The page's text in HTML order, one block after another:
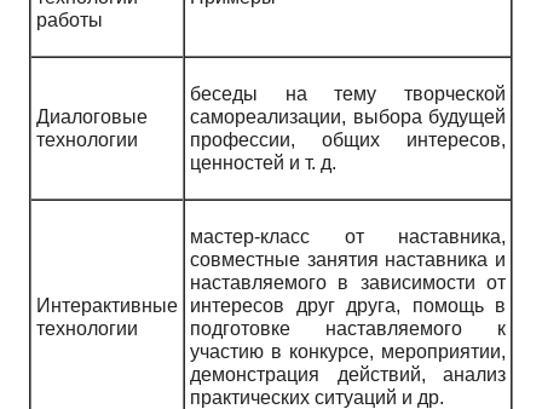
работы
Диалоговые
технологии
беседы на тему творческой
самореализации, выбора будущей
профессии, общих интересов,
ценностей и т. д.
Интерактивные
технологии
мастер-класс от наставника,
совместные занятия наставника и
наставляемого в зависимости от
интересов друг друга, помощь в
подготовке наставляемого к
участию в конкурсе, мероприятии,
демонстрация действий, анализ
практических ситуаций и др.